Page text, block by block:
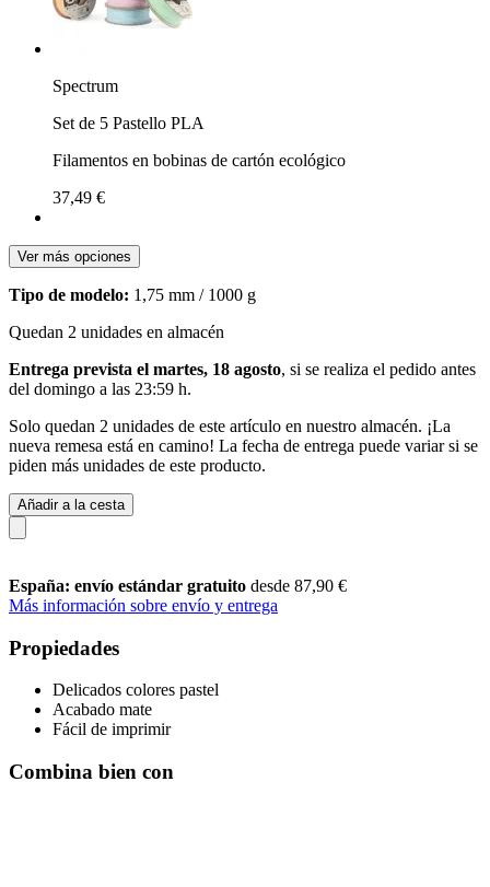
Spectrum
Set de 5 Pastello PLA
Filamentos en bobinas de cartón ecológico
37,49 €
Ver más opciones
Tipo de modelo: 1,75 mm / 1000 g
Quedan 2 unidades en almacén
Entrega prevista el martes, 18 agosto, si se realiza el pedido antes
del domingo a las 23:59 h.
Solo quedan 2 unidades de este artículo en nuestro almacén. ¡La
nueva remesa está en camino! La fecha de entrega puede variar si se
piden más unidades de este producto.
Añadir a la cesta
España: envío estándar gratuito desde 87,90 €
Más información sobre envío y entrega
Propiedades
Delicados colores pastel
Acabado mate
Fácil de imprimir
Combina bien con